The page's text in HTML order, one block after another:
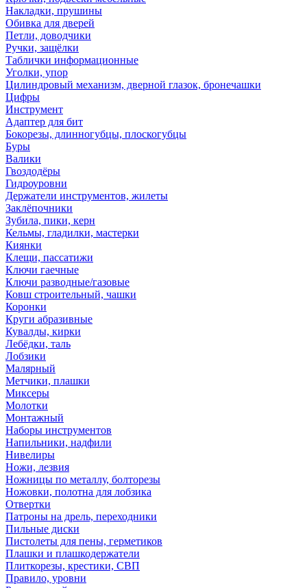
Накладки, прушины
Обивка для дверей
Петли, доводчики
Ручки, защёлки
Таблички информационные
Уголки, упор
Цилиндровый механизм, дверной глазок, бронечашки
Цифры
Инструмент
Адаптер для бит
Бокорезы, длинногубцы, плоскогубцы
Буры
Валики
Гвоздодёры
Гидроуровни
Держатели инструментов, жилеты
Заклёпочники
Зубила, пики, керн
Кельмы, гладилки, мастерки
Киянки
Клещи, пассатижи
Ключи гаечные
Ключи разводные/газовые
Ковш строительный, чашки
Коронки
Круги абразивные
Кувалды, кирки
Лебёдки, таль
Лобзики
Малярный
Метчики, плашки
Миксеры
Молотки
Монтажный
Наборы инструментов
Напильники, надфили
Нивелиры
Ножи, лезвия
Ножницы по металлу, болторезы
Ножовки, полотна для лобзика
Отвертки
Патроны на дрель, переходники
Пильные диски
Пистолеты для пены, герметиков
Плашки и плашкодержатели
Плиткорезы, крестики, СВП
Правило, уровни